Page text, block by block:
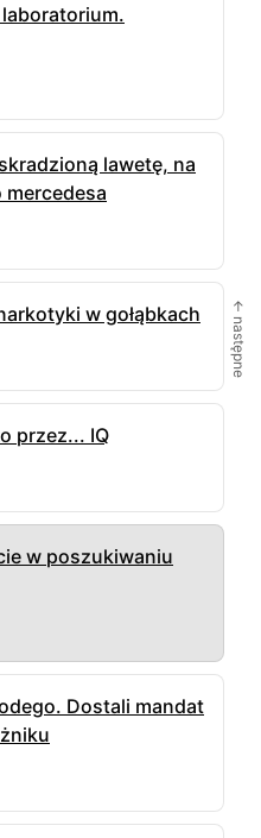
lawetę, na
mercedesa
w gołąbkach
przez... IQ
w poszukiwaniu
Dostali mandat
← następne